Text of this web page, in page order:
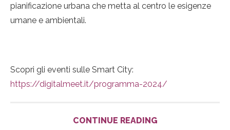
pianificazione urbana che metta al centro le esigenze
umane e ambientali.
Scopri gli eventi sulle Smart City:
https://digitalmeet.it/programma-2024/
CONTINUE READING